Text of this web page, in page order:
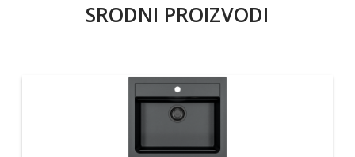
SRODNI PROIZVODI